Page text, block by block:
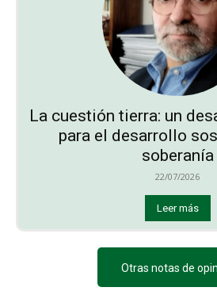
La cuestión tierra: un
para el desarrollo
soberanía
22/07/2026
Leer más
Otras notas de